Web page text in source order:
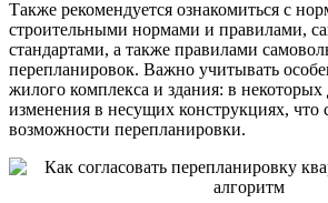
Также рекомендуется ознакомиться с
строительными нормами и правилами,
стандартами, а также правилами
перепланировок. Важно учитывать
жилого комплекса и здания: в
изменения в несущих конструкциях, что
возможности перепланировки.